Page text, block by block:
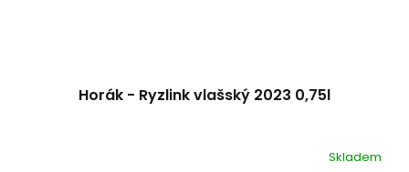
Horák - Ryzlink vlašský 2023 0,75l
Skladem